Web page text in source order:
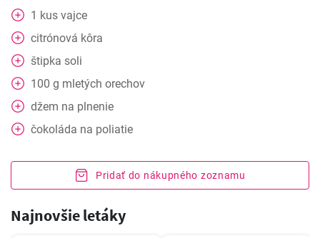
1 kus vajce
citrónová kôra
štipka soli
100 g mletých orechov
džem na plnenie
čokoláda na poliatie
Pridať do nákupného zoznamu
Najnovšie letáky